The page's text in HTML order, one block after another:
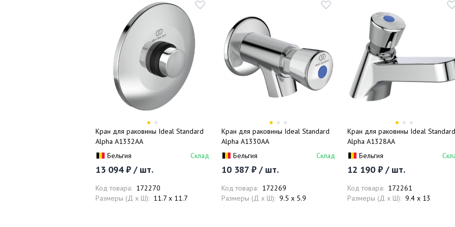
Кран для раковины Ideal Standard
Alpha A1332AA
Бельгия
Склад
13 094 ₽ / шт.
Код товара: 172270
Размеры (Д x Ш): 11.7 x 11.7
Кран для раковины Ideal Standard
Alpha A1330AA
Бельгия
Склад
10 387 ₽ / шт.
Код товара: 172269
Размеры (Д x Ш): 9.5 x 5.9
Кран для раковины Ideal Standard
Alpha A1328AA
Бельгия
12 190 ₽ / шт.
Код товара: 172261
Размеры (Д x Ш): 9.4 x 13